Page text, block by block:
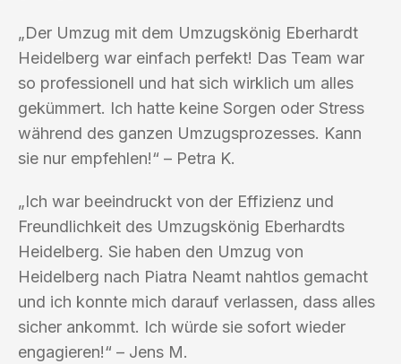
„Der Umzug mit dem Umzugskönig Eberhardt
Heidelberg war einfach perfekt! Das Team war
so professionell und hat sich wirklich um alles
gekümmert. Ich hatte keine Sorgen oder Stress
während des ganzen Umzugsprozesses. Kann
sie nur empfehlen!“ – Petra K.
„Ich war beeindruckt von der Effizienz und
Freundlichkeit des Umzugskönig Eberhardts
Heidelberg. Sie haben den Umzug von
Heidelberg nach Piatra Neamt nahtlos gemacht
und ich konnte mich darauf verlassen, dass alles
sicher ankommt. Ich würde sie sofort wieder
engagieren!“ – Jens M.